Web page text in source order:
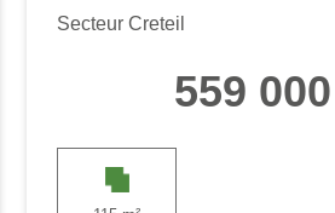
Secteur Creteil
559